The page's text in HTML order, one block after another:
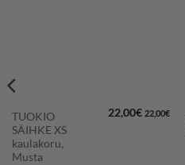
TUOKIO
SÄIHKE XS
kaulakoru,
Musta
22,00€ 22,00€